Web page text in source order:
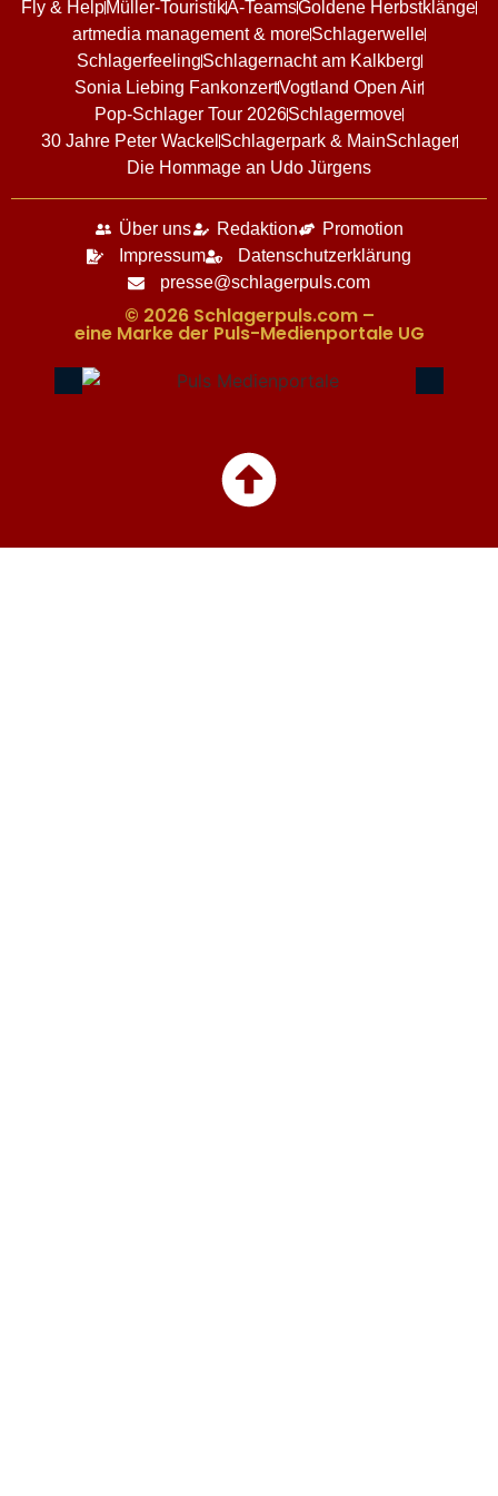
Fly & HelpMüller-TouristikA-TeamsGoldene Herbstklänge
artmedia management & moreSchlagerwelle
SchlagerfeelingSchlagernacht am Kalkberg
Sonia Liebing FankonzertVogtland Open Air
Pop-Schlager Tour 2026Schlagermove
30 Jahre Peter Wackel Schlagerpark & MainSchlager
Die Hommage an Udo Jürgens
Über uns Redaktion
Promotion
Impressum
Datenschutzerklärung
presse@schlagerpuls.com
© 2026 Schlagerpuls.com –
eine Marke der Puls-Medienportale UG​